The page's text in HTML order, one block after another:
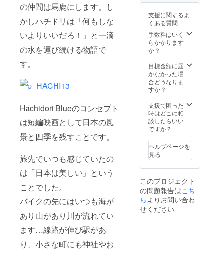
の仲間は馬鹿にします。し
かしハチドリは「何もしな
いよりいいだろ！」と一滴
の水を運び続ける物語で
す。
Hachidori Blueのコンセプト
は短編映画として日本の風
景と四季を残すことです。
旅先でいつも感じていたの
は「日本は美しい」という
ことでした。
バイクの先にはいつも海が
あり山があり川が流れてい
ます…線路が伸び駅があ
り、小さな町にも神社やお
支援に関するよ
くある質問
手数料はいく
らかかります
か？
目標金額に届
かなかった場
合どうなりま
すか？
支援で困った
時はどこに相
談したらいい
ですか？
ヘルプページを
見る
このプロジェクト
の問題報告はこち
ら よりお問い合わ
せください